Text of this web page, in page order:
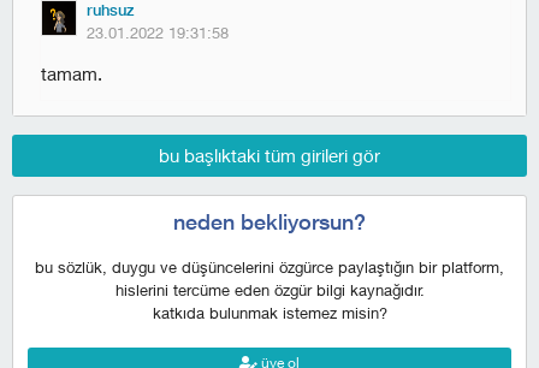
ruhsuz
23.01.2022 19:31:58
tamam.
bu başlıktaki tüm girileri gör
neden bekliyorsun?
bu sözlük, duygu ve düşüncelerini özgürce paylaştığın bir platform,
hislerini tercüme eden özgür bilgi kaynağıdır.
katkıda bulunmak istemez misin?
üye ol